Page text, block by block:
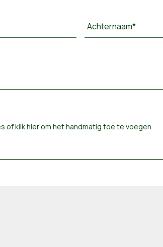
Achternaam*
ofklik hier om het handmatig toe te voegen